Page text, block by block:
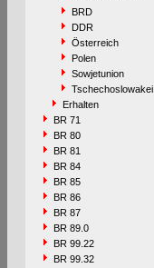
BRD
DDR
Österreich
Polen
Sowjetunion
Tschechoslowakei
Erhalten
BR 71
BR 80
BR 81
BR 84
BR 85
BR 86
BR 87
BR 89.0
BR 99.22
BR 99.32